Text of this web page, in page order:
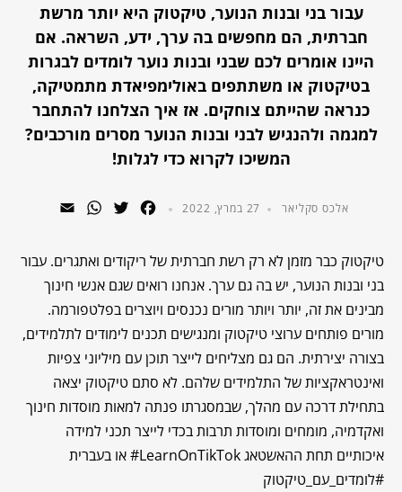
עבור בני ובנות הנוער, טיקטוק היא יותר מרשת
חברתית, הם מחפשים בה ערך, ידע, השראה. אם
היינו אומרים לכם שבני ובנות נוער לומדים לבגרות
בטיקטוק או משתתפים באולימפיאדת מתמטיקה,
כנראה שהייתם צוחקים. אז איך הצלחנו להתחבר
למגמה ולהנגיש לבני ובנות הנוער מסרים מורכבים?
המשיכו לקרוא כדי לגלות!
אלכס סקליאר 27 במרץ, 2022 Facebook
Twitter
WhatsApp
טיקטוק כבר מזמן לא רק רשת חברתית של ריקודים ואתגרים. עבור
בני ובנות הנוער, יש בה גם ערך. אנחנו רואים שגם אנשי חינוך
מבינים את זה, יותר ויותר מורים נכנסים ויוצרים בפלטפורמה.
מורים פותחים ערוצי טיקטוק ומנגישים תכנים לימודים לתלמידים,
בצורה יצירתית. הם גם מצליחים לייצר תוכן עם מיליוני צפיות
ואינטראקציות של התלמידים שלהם. לא סתם טיקטוק יצאה
בתחילת דרכה עם מהלך, שבמסגרתו פנתה למאות מוסדות חינוך
ואקדמיה, מומחים ומוסדות תרבות בכדי לייצר תכני למידה
איכותיים תחת ההאשטאג LearnOnTikTok# או בעברית
#לומדים_עם_טיקטוק